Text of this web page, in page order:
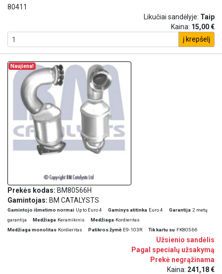
80411
Likučiai sandėlyje: Taip
Kaina: 15,00 €
į krepšelį
Naujiena!
Prekės kodas: BM80566H
Gamintojas: BM CATALYSTS
Gamintojo išmetimo normai Up to Euro 4 Gaminys atitinka Euro 4 Garantija 2 metų
garantija
Medžiaga Keramikinis Medžiaga Kordieritas
Medžiaga monolitas Kordieritas Patikros žymė E9-103R Tik kartu su FK80566
Užsienio sandėlis
Pagal specialų užsakymą
Prekė negrąžinama
Kaina: 241,18 €